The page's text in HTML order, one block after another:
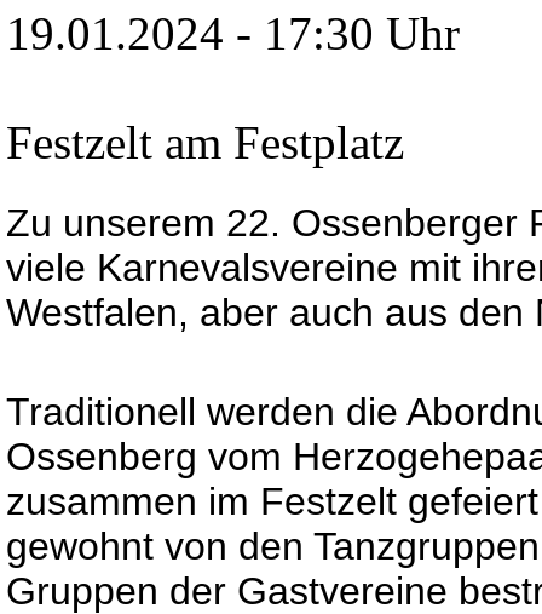
19.01.2024 - 17:30 Uhr
Festzelt am Festplatz
Zu unserem 22. Ossenberger
viele Karnevalsvereine mit
Westfalen, aber auch aus
Traditionell werden die
Ossenberg vom
zusammen im Festzelt
gewohnt von den
Gruppen der Gastvereine